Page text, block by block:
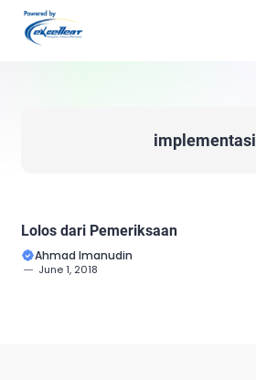
implementasi
Lolos dari Pemeriksaan
Ahmad Imanudin
June 1, 2018